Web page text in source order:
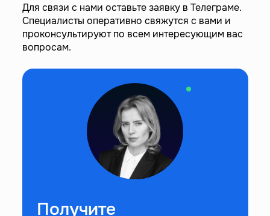
Для связи с нами оставьте заявку в Телеграме.
Специалисты оперативно свяжутся с вами и
проконсультируют по всем интересующим вас
вопросам.
Получите